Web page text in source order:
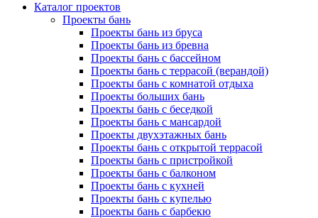
Каталог проектов
Проекты бань
Проекты бань из бруса
Проекты бань из бревна
Проекты бань с бассейном
Проекты бань с террасой (верандой)
Проекты бань с комнатой отдыха
Проекты больших бань
Проекты бань с беседкой
Проекты бань с мансардой
Проекты двухэтажных бань
Проекты бань с открытой террасой
Проекты бань с пристройкой
Проекты бань с балконом
Проекты бань с кухней
Проекты бань с купелью
Проекты бань с барбекю